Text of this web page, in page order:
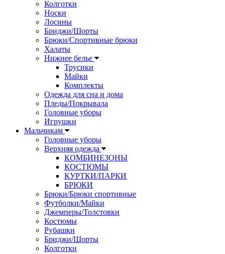
Колготки
Носки
Лосины
Бриджи/Шорты
Брюки/Спортивные брюки
Халаты
Нижнее белье
Трусики
Майки
Комплекты
Одежда для сна и дома
Пледы/Покрывала
Головные уборы
Игрушки
Мальчикам
Головные уборы
Верхняя одежда
КОМБИНЕЗОНЫ
КОСТЮМЫ
КУРТКИ/ПАРКИ
БРЮКИ
Брюки/Брюки спортивные
Футболки/Майки
Джемперы/Толстовки
Костюмы
Рубашки
Бриджи/Шорты
Колготки